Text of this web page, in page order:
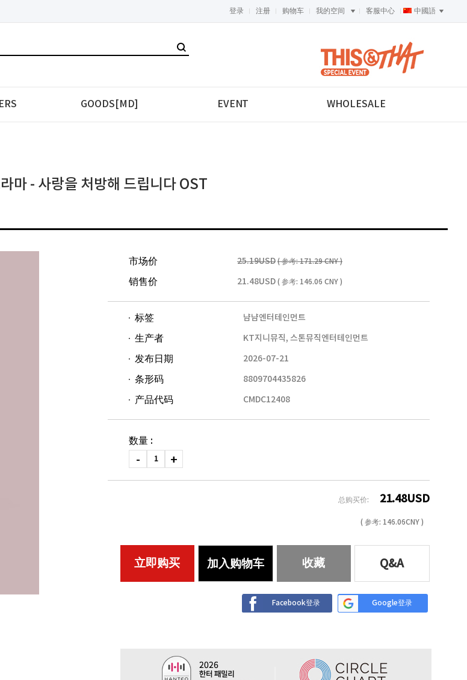
登录 注册 购物车 我的空间 客服中心 中國語
<-->
GOODS[MD] EVENT WHOLESALE
마 - 사랑을 처방해 드립니다 OST
市场价 25.19USD ( 参考: 171.29 CNY )
销售价 21.48USD ( 参考: 146.06 CNY )
标签 냠냠엔터테인먼트
生产者 KT지니뮤직, 스톤뮤직엔터테인먼트
发布日期 2026-07-21
条形码 8809704435826
产品代码 CMDC12408
数量 :
总购买价: 21.48USD
( 参考: 146.06CNY )
立即购买 加入购物车 收藏 Q&A
Facebook登录 Google登录